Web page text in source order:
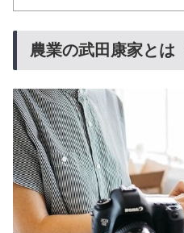
農業の武田康家とは